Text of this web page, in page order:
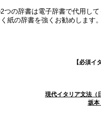
2つの辞書は電子辞書で代用し
紙の辞書を強くお勧めします。
【必須イ
現代イタリア文法（
坂本